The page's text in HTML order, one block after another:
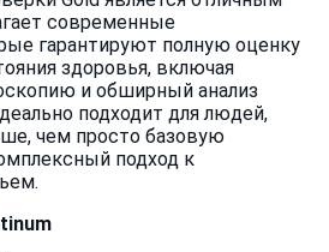
современные
гарантируют полную оценку
здоровья, включая
и обширный анализ
подходит для людей,
чем просто базовую
подход к